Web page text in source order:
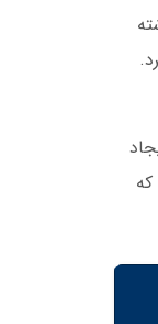
کرد.
و ایجاد
که